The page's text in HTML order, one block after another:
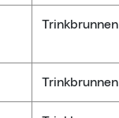
Trinkbrunnen
Trinkbrunnen